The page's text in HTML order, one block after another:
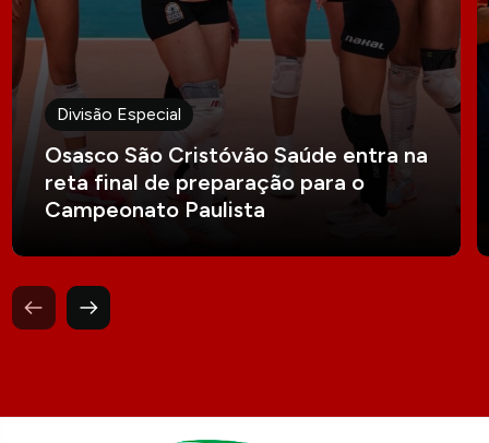
Divisão Especial
Osasco São Cristóvão Saúde entra na
reta final de preparação para o
Campeonato Paulista